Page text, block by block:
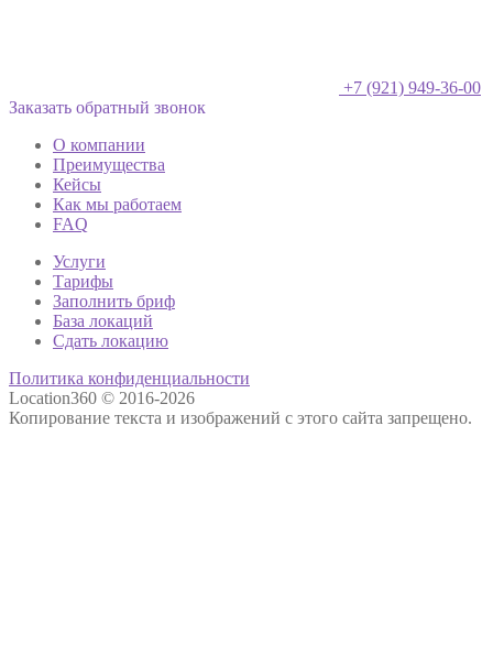
+7 (921) 949-36-00
Заказать обратный звонок
О компании
Преимущества
Кейсы
Как мы работаем
FAQ
Услуги
Тарифы
Заполнить бриф
База локаций
Сдать локацию
Политика конфиденциальности
Location360 © 2016-2026
Копирование текста и изображений с этого сайта запрещено.